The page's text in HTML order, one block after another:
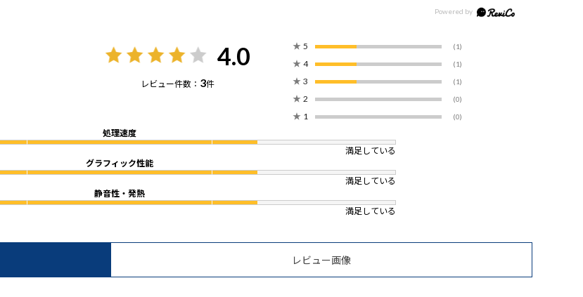
4.0
レビュー件数： 3件
★ 5 (1)
★ 4 (1)
★ 3 (1)
★ 2 (0)
★ 1 (0)
処理速度
満足している
グラフィック性能
満足している
静音性・発熱
満足している
レビュー画像